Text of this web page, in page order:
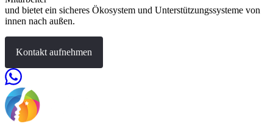
und bietet ein sicheres Ökosystem und Unterstützungssysteme von
innen nach außen.
Kontakt aufnehmen